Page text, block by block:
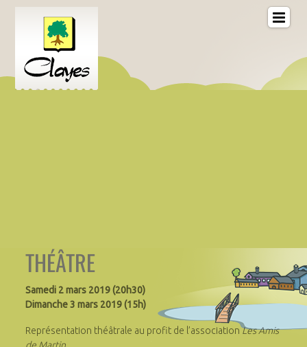
THÉÂTRE
Samedi 2 mars 2019 (20h30)
Dimanche 3 mars 2019 (15h)
Représentation théâtrale au profit de l’associationLes Amis
de Martin.